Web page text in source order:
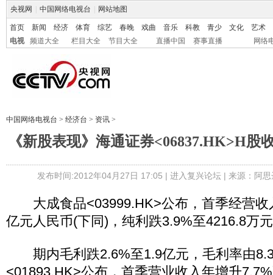
央视网 中国网络电视台 网站地图
首页 新闻 经济 体育 综艺 春晚 戏曲 音乐 科教 青少 文化
艺术
电视
频道大全 栏目大全 节目大全 直播中国 赛事直播 网络
中国网络电视台 > 经济台 > 资讯 >
《新股表现》海通证券<06837.HK>H股
发布时间:2012年04月27日 17:05 | 进入复兴论坛| 来源：阿
大成食品<03999.HK>公布，首季经营收
亿元人民币(下同)，纯利跌3.9%至4216.8万
期内毛利跌2.6%至1.9亿元，毛利率由
<01893.HK>公布，首季营业收入年增升